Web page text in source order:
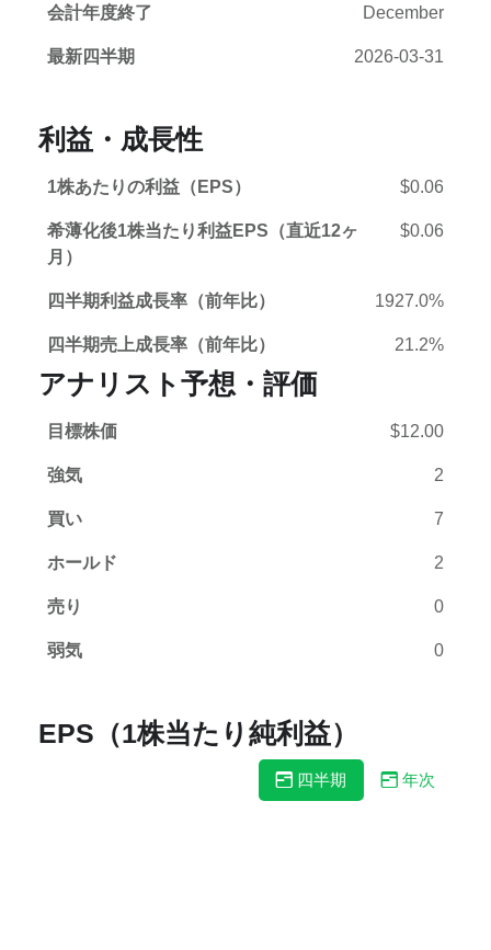
会計年度終了 December
最新四半期 2026-03-31
利益・成長性
1株あたりの利益（EPS） $0.06
希薄化後1株当たり利益EPS（直近12ヶ
月）
$0.06
四半期利益成長率（前年比） 1927.0%
四半期売上成長率（前年比） 21.2%
アナリスト予想・評価
目標株価 $12.00
強気 2
買い 7
ホールド 2
売り 0
弱気 0
EPS（1株当たり純利益）
四半期 年次